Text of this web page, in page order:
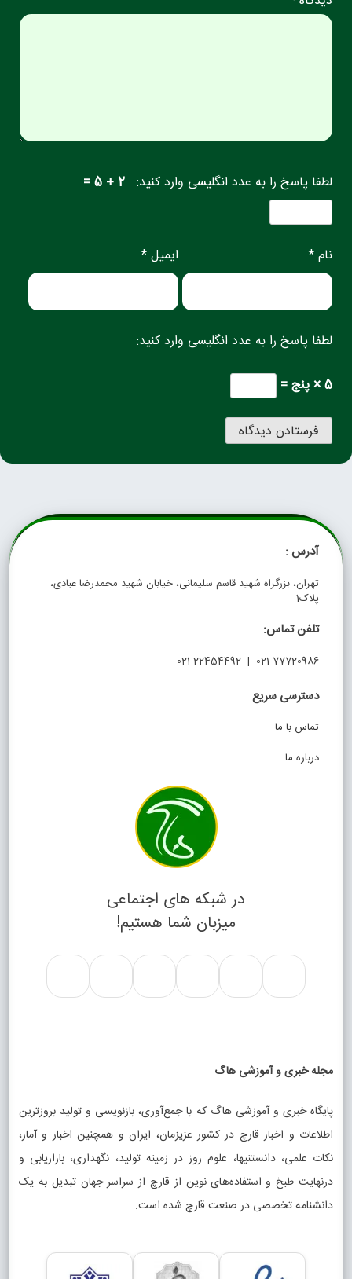
لطفا پاسخ را به عدد انگلیسی وارد کنید: 2 + 5 =
نام * ایمیل *
لطفا پاسخ را به عدد انگلیسی وارد کنید:
5 × پنج =
آدرس :
تهران، بزرگراه شهید قاسم سلیمانی، خیابان شهید محمدرضا عبادی،
پلاک1
تلفن تماس:
021-77720986 | 021-22454492
دسترسی سریع
تماس با ما
درباره ما
در شبکه های اجتماعی
میزبان شما هستیم!
مجله خبری و آموزشی هاگ
پایگاه خبری و آموزشی هاگ که با جمع‌آوری، بازنویسی و تولید بروزترین
اطلاعات و اخبار قارچ در کشور عزیزمان، ایران و همچنین اخبار و آمار،
نکات علمی، دانستنیها، علوم روز در زمینه تولید، نگهداری، بازاریابی و
درنهایت طبخ و استفاده‌های نوین از قارچ از سراسر جهان تبدیل به یک
دانشنامه تخصصی در صنعت قارچ شده است.